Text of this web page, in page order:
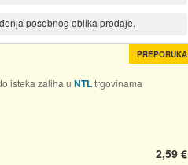
posebnog oblika prodaje.
isteka zaliha u NTLtrgovinama
2,59 €
PREPORUKA